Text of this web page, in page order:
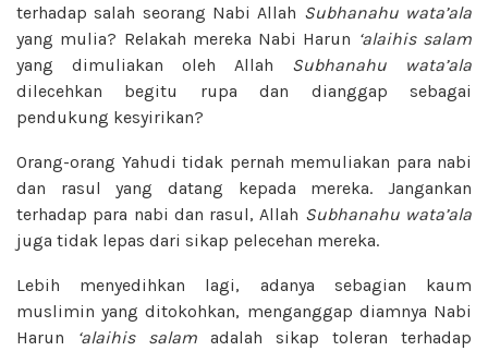
terhadap salah seorang Nabi Allah Subhanahu wata’ala
yang mulia? Relakah mereka Nabi Harun ‘alaihis salam
yang dimuliakan oleh Allah Subhanahu wata’ala
dilecehkan begitu rupa dan dianggap sebagai
pendukung kesyirikan?
Orang-orang Yahudi tidak pernah memuliakan para nabi
dan rasul yang datang kepada mereka. Jangankan
terhadap para nabi dan rasul, Allah Subhanahu wata’ala
juga tidak lepas dari sikap pelecehan mereka.
Lebih menyedihkan lagi, adanya sebagian kaum
muslimin yang ditokohkan, menganggap diamnya Nabi
Harun
‘alaihis salam adalah sikap toleran terhadap